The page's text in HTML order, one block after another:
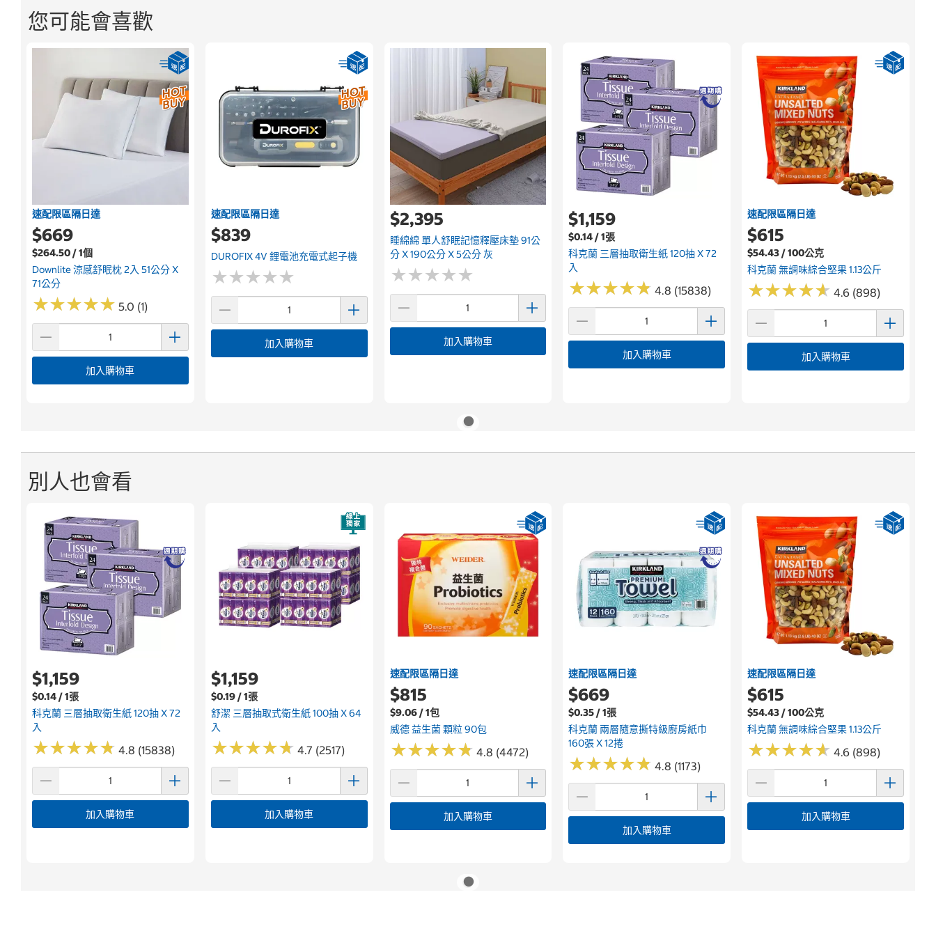
您可能會喜歡
速配限區隔日達
$669
$264.50 / 1個
Downlite 涼感舒眠枕 2入 51公分 X
71公分
★★★★★
★★★★★ 5.0 (1)
加入購物車
速配限區隔日達
$839
DUROFIX 4V 鋰電池充電式起子機
★★★★★
★★★★★
加入購物車
$2,395
睡綿綿 單人舒眠記憶釋壓床墊 91公
分 X 190公分 X 5公分 灰
★★★★★
★★★★★
加入購物車
$1,159
$0.14 / 1張
科克蘭 三層抽取衛生紙 120抽 X 72
入
★★★★★
★★★★★ 4.8 (15838)
加入購物車
速配限區隔日達
$615
$54.43 / 100公克
科克蘭 無調味綜合堅果 1.13公斤
★★★★★
★★★★★ 4.6 (898)
加入購物車
別人也會看
$1,159
$0.14 / 1張
科克蘭 三層抽取衛生紙 120抽 X 72
入
★★★★★
★★★★★ 4.8 (15838)
加入購物車
$1,159
$0.19 / 1張
舒潔 三層抽取式衛生紙 100抽 X 64
入
★★★★★
★★★★★ 4.7 (2517)
加入購物車
速配限區隔日達
$815
$9.06 / 1包
威德 益生菌 顆粒 90包
★★★★★
★★★★★ 4.8 (4472)
加入購物車
速配限區隔日達
$669
$0.35 / 1張
科克蘭 兩層隨意撕特級廚房紙巾
160張 X 12捲
★★★★★
★★★★★ 4.8 (1173)
加入購物車
速配限區隔日達
$615
$54.43 / 100公克
科克蘭 無調味綜合堅果 1.13公斤
★★★★★
★★★★★ 4.6 (898)
加入購物車